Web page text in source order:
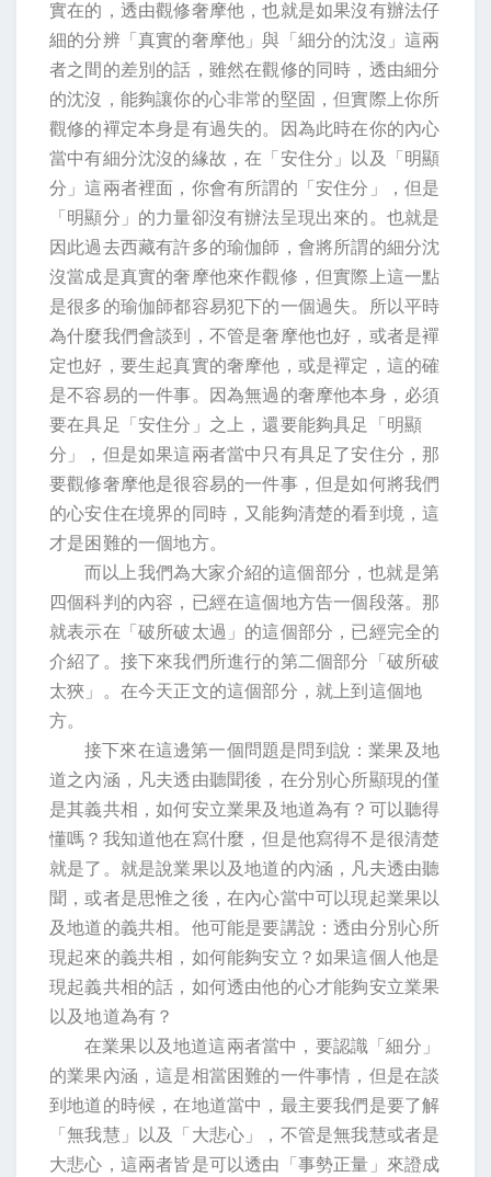
實在的，透由觀修奢摩他，也就是如果沒有辦法仔
細的分辨「真實的奢摩他」與「細分的沈沒」這兩
者之間的差別的話，雖然在觀修的同時，透由細分
的沈沒，能夠讓你的心非常的堅固，但實際上你所
觀修的襌定本身是有過失的。因為此時在你的內心
當中有細分沈沒的緣故，在「安住分」以及「明顯
分」這兩者裡面，你會有所謂的「安住分」，但是
「明顯分」的力量卻沒有辦法呈現出來的。也就是
因此過去西藏有許多的瑜伽師，會將所謂的細分沈
沒當成是真實的奢摩他來作觀修，但實際上這一點
是很多的瑜伽師都容易犯下的一個過失。所以平時
為什麼我們會談到，不管是奢摩他也好，或者是襌
定也好，要生起真實的奢摩他，或是襌定，這的確
是不容易的一件事。因為無過的奢摩他本身，必須
要在具足「安住分」之上，還要能夠具足「明顯
分」，但是如果這兩者當中只有具足了安住分，那
要觀修奢摩他是很容易的一件事，但是如何將我們
的心安住在境界的同時，又能夠清楚的看到境，這
才是困難的一個地方。
而以上我們為大家介紹的這個部分，也就是第
四個科判的內容，已經在這個地方告一個段落。那
就表示在「破所破太過」的這個部分，已經完全的
介紹了。接下來我們所進行的第二個部分「破所破
太狹」。在今天正文的這個部分，就上到這個地
方。
接下來在這邊第一個問題是問到說：業果及地
道之內涵，凡夫透由聽聞後，在分別心所顯現的僅
是其義共相，如何安立業果及地道為有？可以聽得
懂嗎？我知道他在寫什麼，但是他寫得不是很清楚
就是了。就是說業果以及地道的內涵，凡夫透由聽
聞，或者是思惟之後，在內心當中可以現起業果以
及地道的義共相。他可能是要講說：透由分別心所
現起來的義共相，如何能夠安立？如果這個人他是
現起義共相的話，如何透由他的心才能夠安立業果
以及地道為有？
在業果以及地道這兩者當中，要認識「細分」
的業果內涵，這是相當困難的一件事情，但是在談
到地道的時候，在地道當中，最主要我們是要了解
「無我慧」以及「大悲心」，不管是無我慧或者是
大悲心，這兩者皆是可以透由「事勢正量」來證成